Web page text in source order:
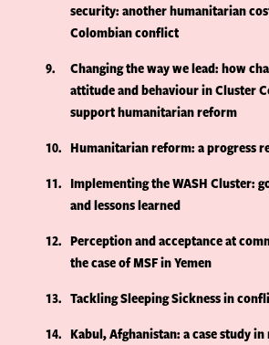
security: another humanitarian
Colombian conflict
9
Changing the way we lead: how
attitude and behaviour in Cluster
support humanitarian reform
10
Humanitarian reform: a progress
11
Implementing the WASH Cluster:
and lessons learned
12
Perception and acceptance at
the case of MSF in Yemen
13
Tackling Sleeping Sickness in
14
Kabul, Afghanistan: a case study